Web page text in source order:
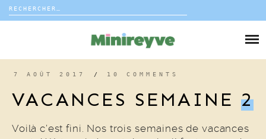
Rechercher :
VIE DE FAMILLE
DÉCO
VOYAGE
7 AOÛT 2017 / 10 COMMENTS
VACANCES SEMAINE2
Voilà c’est fini. Nos trois semaines de vacances